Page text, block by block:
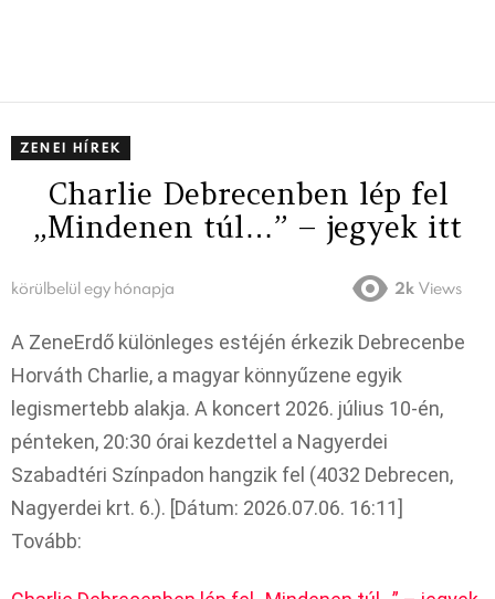
ZENEI HÍREK
Charlie Debrecenben lép fel
„Mindenen túl…” – jegyek itt
körülbelül egy hónapja 2k Views
A ZeneErdő különleges estéjén érkezik Debrecenbe
Horváth Charlie, a magyar könnyűzene egyik
legismertebb alakja. A koncert 2026. július 10-én,
pénteken, 20:30 órai kezdettel a Nagyerdei
Szabadtéri Színpadon hangzik fel (4032 Debrecen,
Nagyerdei krt. 6.). [Dátum: 2026.07.06. 16:11]
Tovább: